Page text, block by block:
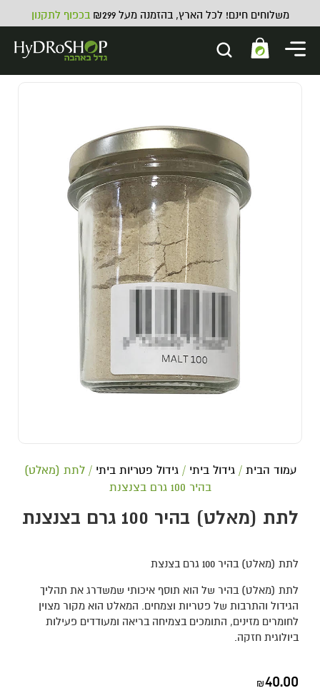
משלוחים חינם! לכל הארץ, בהזמנה מעל ₪299 בכפוף לתקנון
עמוד הבית /גידול ביתי /גידול פטריות ביתי / לתת (מאלט)
בהיר 100 גרם בצנצנת
לתת (מאלט) בהיר 100 גרם בצנצנת
לתת (מאלט) בהיר 100 גרם בצנצת
לתת (מאלט) בהיר של הוא תוסף איכותי שמשדרג את תהליך
הגידול והתרבות של פטריות וצמחים. המאלט הוא מקור מצוין
לחומרים מזינים, התומכים בצמיחה בריאה ומעודדים פעילות
ביולוגית חזקה.
₪40.00
ATHENA Pro Line Fade -
ATHENA Pro Line Fade 3.8L
₪218.00
+
ADD